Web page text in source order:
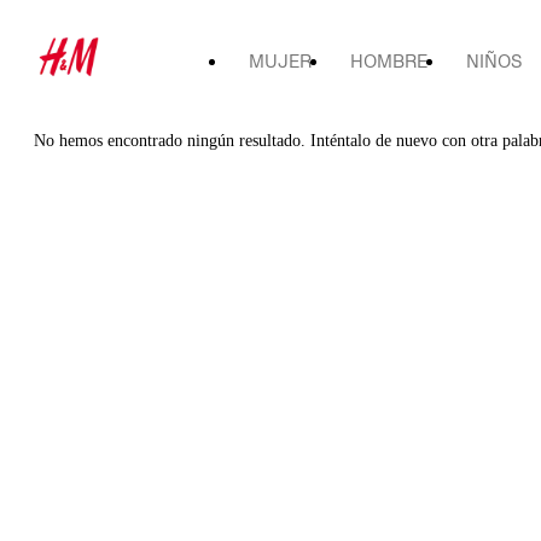
MUJER HOMBRE NIÑOS
No hemos encontrado ningún resultado. Inténtalo de nuevo con otra